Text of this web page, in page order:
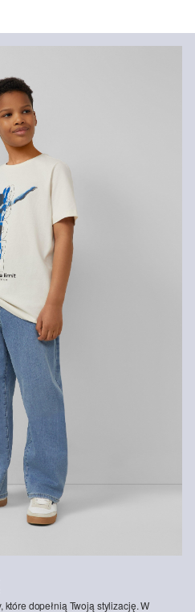
podczas procesu zamówienia (kroki
ryczałtowa).
ciągu 14 dni.
dopełnią Twoją stylizację. W